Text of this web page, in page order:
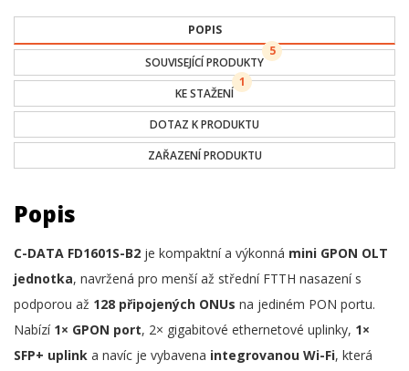
POPIS
SOUVISEJÍCÍ PRODUKTY
5
KE STAŽENÍ
1
DOTAZ K PRODUKTU
ZAŘAZENÍ PRODUKTU
Popis
C-DATA FD1601S-B2 je kompaktní a výkonná mini GPON OLT
jednotka, navržená pro menší až střední FTTH nasazení s
podporou až 128 připojených ONUs na jediném PON portu.
Nabízí 1× GPON port, 2× gigabitové ethernetové uplinky, 1×
SFP+ uplink a navíc je vybavena integrovanou Wi-Fi, která